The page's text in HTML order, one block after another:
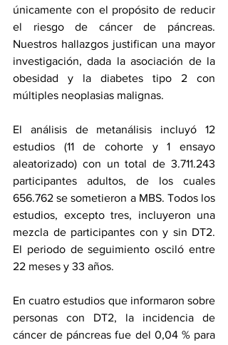
únicamente con el propósito de reducir
el riesgo de cáncer de páncreas.
Nuestros hallazgos justifican una mayor
investigación, dada la asociación de la
obesidad y la diabetes tipo 2 con
múltiples neoplasias malignas.
El análisis de metanálisis incluyó 12
estudios (11 de cohorte y 1 ensayo
aleatorizado) con un total de 3.711.243
participantes adultos, de los cuales
656.762 se sometieron a MBS. Todos los
estudios, excepto tres, incluyeron una
mezcla de participantes con y sin DT2.
El periodo de seguimiento osciló entre
22 meses y 33 años.
En cuatro estudios que informaron sobre
personas con DT2, la incidencia de
cáncer de páncreas fue del 0,04 % para